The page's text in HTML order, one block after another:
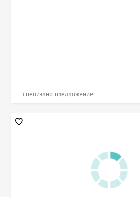
специално предложение